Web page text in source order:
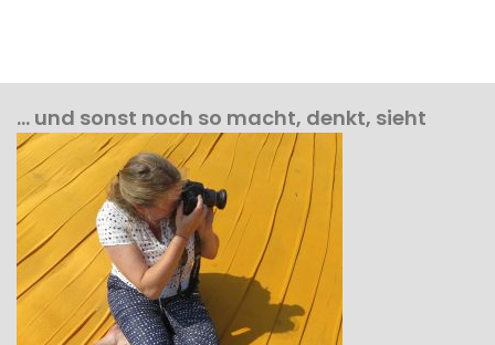
… und sonst noch so macht, denkt, sieht